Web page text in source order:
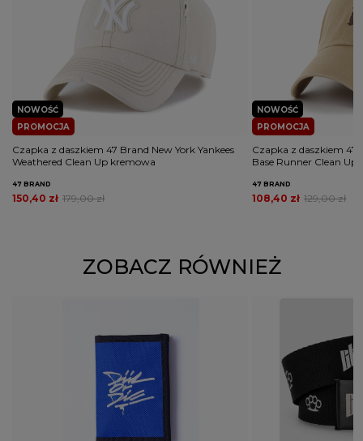
PROMOCJA
NOWOŚĆ
Czapka z daszkiem 47 Brand New York Yankees
Weathered Clean Up kremowa
47 BRAND
179,00 zł
150,40 zł
PROMOCJA
NOWOŚĆ
Czapka z daszkiem
Base Runner Clean
47 BRAND
129,00 zł
108,40 zł
ZOBACZ RÓWNIEŻ